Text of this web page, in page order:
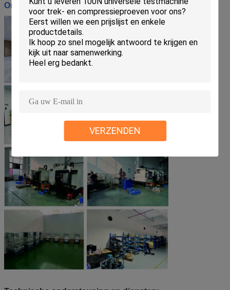
VERZENDEN
Onze werkplaats: